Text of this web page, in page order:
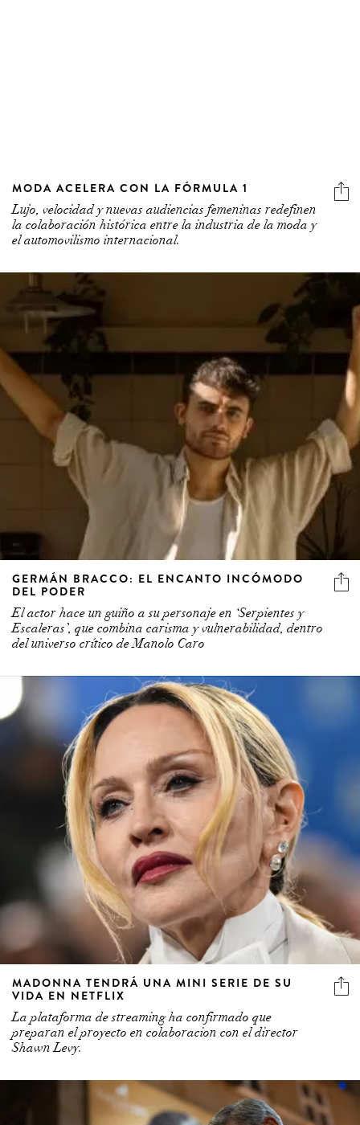
MODA ACELERA CON LA FÓRMULA 1
Lujo, velocidad y nuevas audiencias femeninas redefinen
la colaboración histórica entre la industria de la moda y
el automovilismo internacional.
GERMÁN BRACCO: EL ENCANTO INCÓMODO
DEL PODER
El actor hace un guiño a su personaje en ‘Serpientes y
Escaleras’, que combina carisma y vulnerabilidad, dentro
del universo crítico de Manolo Caro
MADONNA TENDRÁ UNA MINI SERIE DE SU
VIDA EN NETFLIX
La plataforma de streaming ha confirmado que
preparan el proyecto en colaboracion con el director
Shawn Levy.